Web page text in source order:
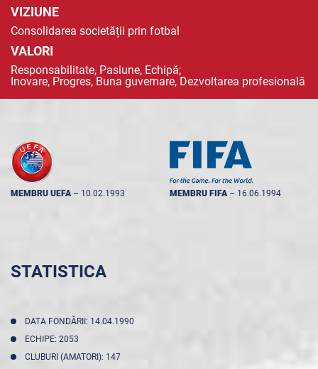
VIZIUNE
Consolidarea societății prin fotbal
VALORI
Responsabilitate, Pasiune, Echipă;
Inovare, Progres, Buna guvernare, Dezvoltarea profesională
MEMBRU UEFA -- 10.02.1993 MEMBRU FIFA -- 16.06.1994
STATISTICA
DATA FONDĂRII: 14.04.1990
ECHIPE: 2053
CLUBURI (AMATORI): 147